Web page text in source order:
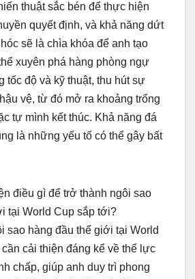
thuật sắc bén để thực hiện
quyết định, và khả năng dứt
sẽ là chìa khóa để anh tạo
xuyên phá hàng phòng ngự
tốc độ và kỹ thuật, thu hút sự
vệ, từ đó mở ra khoảng trống
tự mình kết thúc. Khả năng đá
là những yếu tố có thể gây bất
điều gì để trở thành ngôi sao
tại World Cup sắp tới?
sao hàng đầu thế giới tại World
cải thiện đáng kể về thể lực
chấp, giúp anh duy trì phong